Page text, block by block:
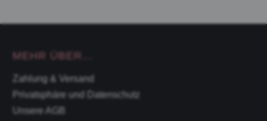
MEHR ÜBER...
Zahlung & Versand
Privatsphäre und Datenschutz
Unsere AGB